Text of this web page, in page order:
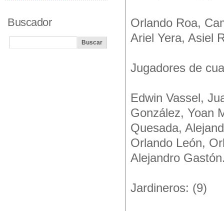
Orlando Roa,
Ariel Yera, Asiel
Jugadores de
Edwin Vassel,
González, Yoan
Quesada,
Orlando León,
Alejandro
Jardineros: (9)
Buscador